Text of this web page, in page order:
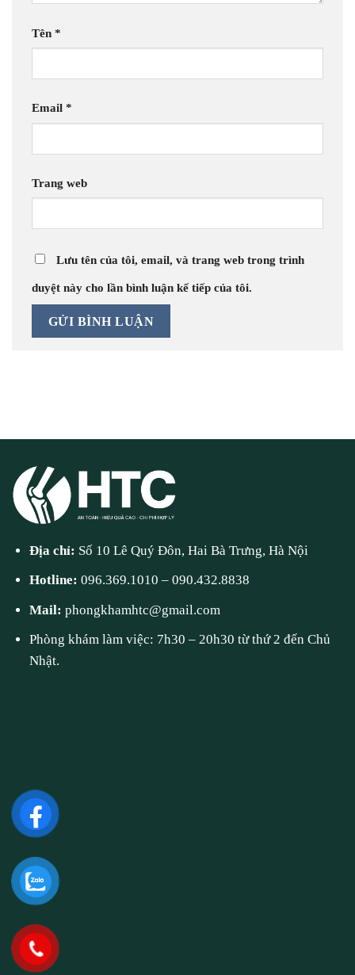
Tên *
Email *
Trang web
Lưu tên của tôi, email, và trang web trong trình
duyệt này cho lần bình luận kế tiếp của tôi.
Địa chỉ: Số 10 Lê Quý Đôn, Hai Bà Trưng, Hà Nội
Hotline:096.369.1010 –090.432.8838
Mail:phongkhamhtc@gmail.com
Phòng khám làm việc: 7h30 – 20h30 từ thứ 2 đến Chủ
Nhật.